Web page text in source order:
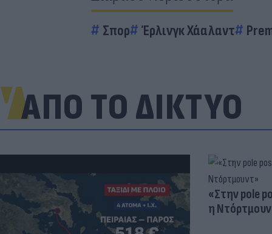
Σπορ Έρλινγκ Χάαλαντ
ΑΠΟ ΤΟ ΔΙΚΤΥΟ
«Στην pole
η